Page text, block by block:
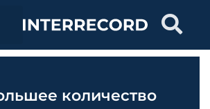
количество